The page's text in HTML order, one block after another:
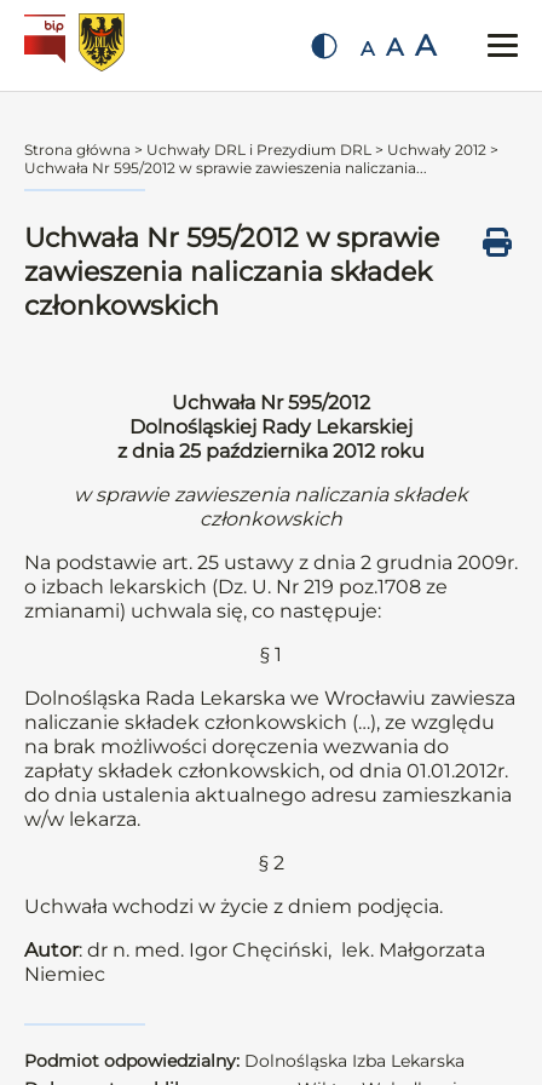
A A A
Strona główna > Uchwały DRL i Prezydium DRL > Uchwały 2012 >
Uchwała Nr 595/2012 w sprawie zawieszenia naliczania...
Uchwała Nr 595/2012 w sprawie
zawieszenia naliczania składek
członkowskich
Uchwała Nr 595/2012
Dolnośląskiej Rady Lekarskiej
z dnia 25 października 2012 roku
w sprawie zawieszenia naliczania składek
członkowskich
Na podstawie art. 25 ustawy z dnia 2 grudnia 2009r.
o izbach lekarskich (Dz. U. Nr 219 poz.1708 ze
zmianami) uchwala się, co następuje:
§ 1
Dolnośląska Rada Lekarska we Wrocławiu zawiesza
naliczanie składek członkowskich (…), ze względu
na brak możliwości doręczenia wezwania do
zapłaty składek członkowskich, od dnia 01.01.2012r.
do dnia ustalenia aktualnego adresu zamieszkania
w/w lekarza.
§ 2
Uchwała wchodzi w życie z dniem podjęcia.
Autor: dr n. med. Igor Chęciński, lek. Małgorzata
Niemiec
Podmiot odpowiedzialny: Dolnośląska Izba Lekarska